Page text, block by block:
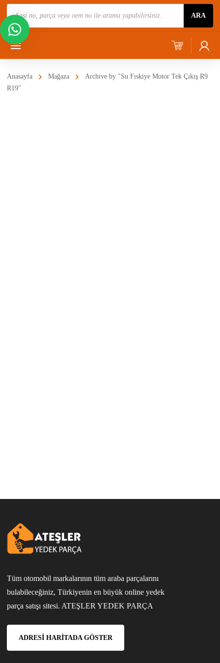
Ara
ARA
Anasayfa Mağaza
Archive by "Su Fıskiye Motor Tek Çıkış R9
R19"
Tüm otomobil markalarının tüm araba parçalarını
bulabileceğiniz, Türkiyenin en büyük online yedek
parça satışı sitesi. ATEŞLER YEDEK PARÇA
ADRESI HARITADA GÖSTER